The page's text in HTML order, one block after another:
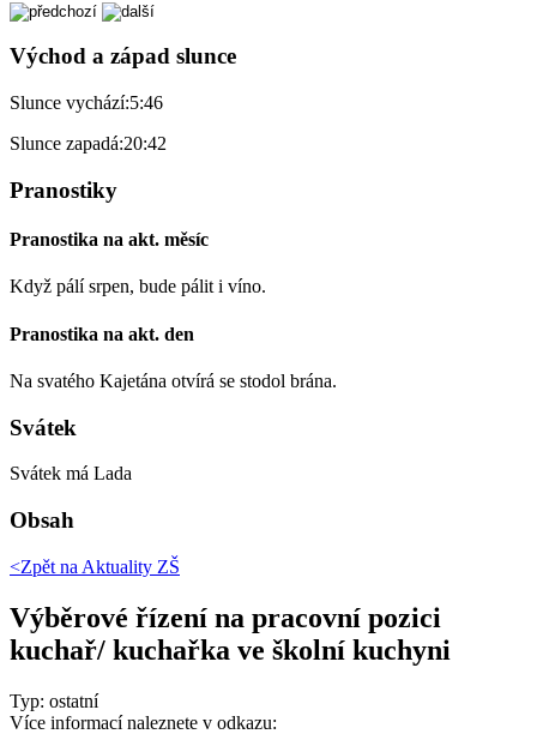
Východ a západ slunce
Slunce vychází:5:46
Slunce zapadá:20:42
Pranostiky
Pranostika na akt. měsíc
Když pálí srpen, bude pálit i víno.
Pranostika na akt. den
Na svatého Kajetána otvírá se stodol brána.
Svátek
Svátek má Lada
Obsah
<Zpět na Aktuality ZŠ
Výběrové řízení na pracovní pozici
kuchař/ kuchařka ve školní kuchyni
Typ: ostatní
Více informací naleznete v odkazu: